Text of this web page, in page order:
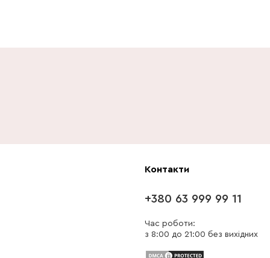
Контакти
+380 63 999 99 11
Час роботи:
з 8:00 до 21:00 без вихідних